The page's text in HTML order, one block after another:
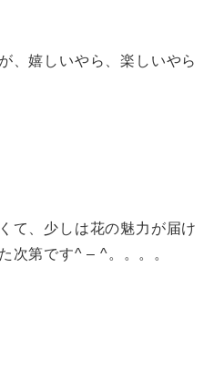
、嬉しいやら、楽しいやら
て、少しは花の魅力が届け
次第です^ – ^。。。。